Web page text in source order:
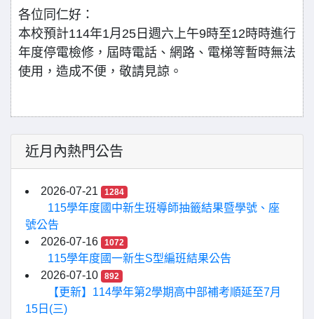
各位同仁好：
本校預計114年1月25日週六上午9時至12時時進行
年度停電檢修 ， 屆時電話、網路、電梯等暫時無法
使用，造成不便， 敬請見諒。
近月內熱門公告
2026-07-21 1284
115學年度國中新生班導師抽籤結果暨學號、座
號公告
2026-07-16
1072
115學年度國一新生S型編班結果公告
2026-07-10
892
【更新】114學年第2學期高中部補考順延至7月
15日(三)